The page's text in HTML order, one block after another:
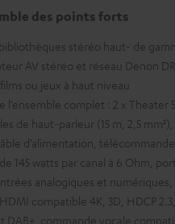
des points forts
stéréo haut- de
AV stéréo et réseau Denon
ou jeux à haut niveau
l’ensemble complet : 2 x Theater
de haut-parleur (15 m, 2,5 mm²),
d’alimentation, télécommande
145 watts par canal à 6 Ohm,
analogiques et
compatible 4K, 3D, HDCP
DAB+, commande vocale